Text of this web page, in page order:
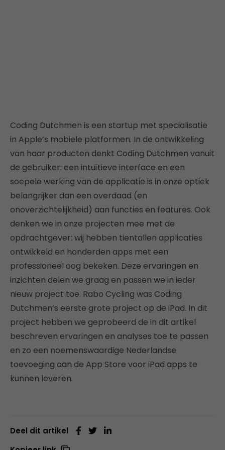
Coding Dutchmen is een startup met specialisatie
in Apple’s mobiele platformen. In de ontwikkeling
van haar producten denkt Coding Dutchmen vanuit
de gebruiker: een intuïtieve interface en een
soepele werking van de applicatie is in onze optiek
belangrijker dan een overdaad (en
onoverzichtelijkheid) aan functies en features. Ook
denken we in onze projecten mee met de
opdrachtgever: wij hebben tientallen applicaties
ontwikkeld en honderden apps met een
professioneel oog bekeken. Deze ervaringen en
inzichten delen we graag en passen we in ieder
nieuw project toe. Rabo Cycling was Coding
Dutchmen’s eerste grote project op de iPad. In dit
project hebben we geprobeerd de in dit artikel
beschreven ervaringen en analyses toe te passen
en zo een noemenswaardige Nederlandse
toevoeging aan de App Store voor iPad apps te
kunnen leveren.
Deel dit artikel